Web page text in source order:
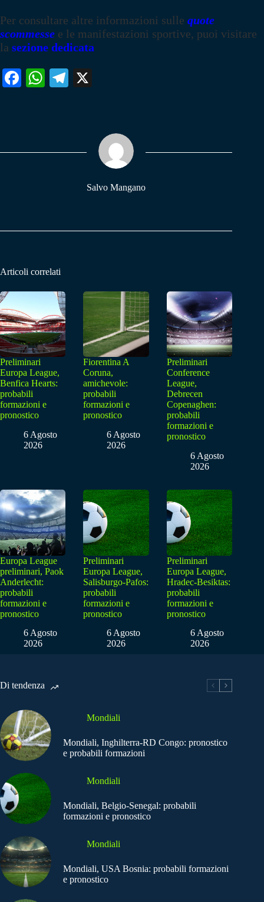
Per consultare altre informazioni sulle quote
scommesse e le manifestazioni sportive, puoi visitare
la sezione dedicata
Fa W
pp
Te
m
Salvo Mangano
Articoli correlati
Preliminari
Europa League,
Benfica Hearts:
probabili
formazioni e
pronostico
6 Agosto
2026
Fiorentina A
Coruna,
amichevole:
probabili
formazioni e
pronostico
6 Agosto
2026
Preliminari
Conference
League,
Debrecen
Copenaghen:
probabili
formazioni e
pronostico
6 Agosto
2026
Europa League
preliminari, Paok
Anderlecht:
probabili
formazioni e
pronostico
6 Agosto
2026
Preliminari
Europa League,
Salisburgo-Pafos:
probabili
formazioni e
pronostico
6 Agosto
2026
Preliminari
Europa League,
Hradec-Besiktas:
probabili
formazioni e
pronostico
6 Agosto
2026
Di tendenza
Mondiali
Mondiali, Inghilterra-RD Congo: pronostico
e probabili formazioni
Mondiali
Mondiali, Belgio-Senegal: probabili
formazioni e pronostico
Mondiali
Mondiali, USA Bosnia: probabili formazioni
e pronostico